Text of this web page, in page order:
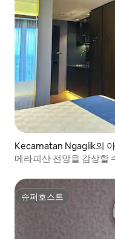
Kecamatan Ngaglik의
메라피산 전망을 감상할
슈퍼호스트
슈퍼호스트